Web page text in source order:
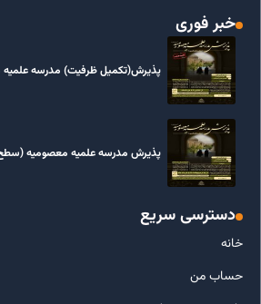
خبر فوری
پذیرش(تکمیل ظرفیت) مدرسه
پذیرش مدرسه علمیه معصومیه‌
دسترسی سریع
خانه
حساب من